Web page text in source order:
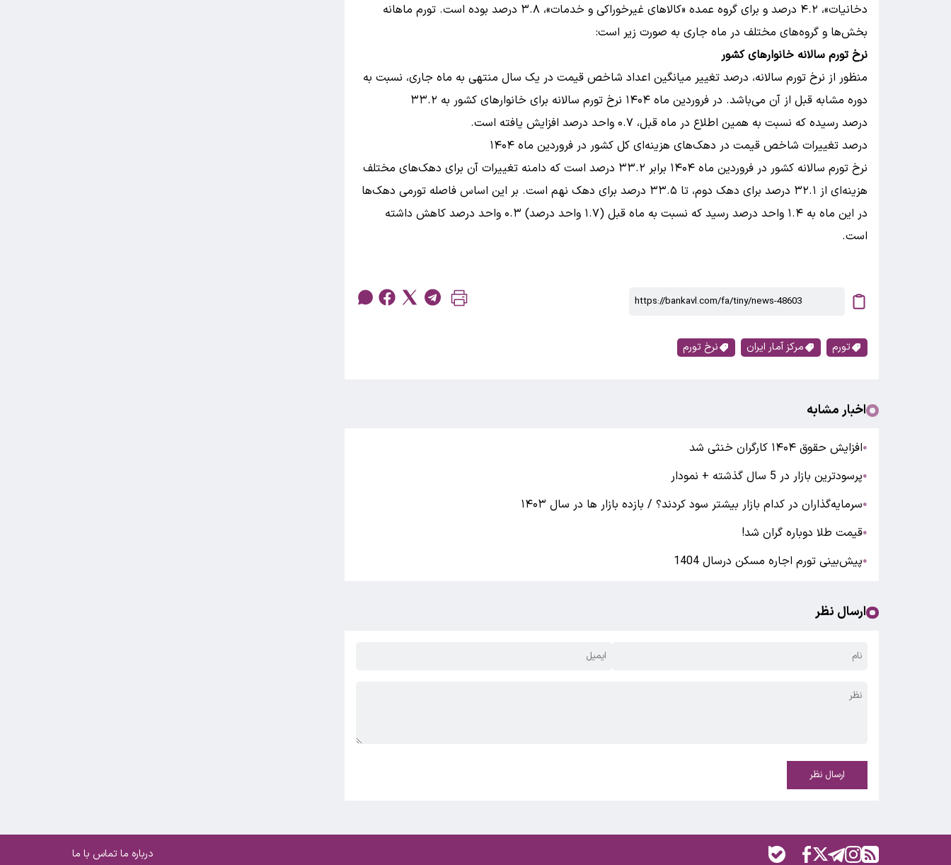
دخانیات»، ۴.۲ درصد و برای گروه عمده «کالاهای غیرخوراکی و خدمات»، ۳.۸ درصد بوده است. تورم ماهانه
بخش‌­ها و گروه­‌های مختلف در ماه جاری به صورت زیر است:
نرخ تورم سالانه خانوارهای کشور
منظور از نرخ تورم سالانه، درصد تغییر میانگین اعداد شاخص قیمت در یک سال منتهی به ماه جاری، نسبت به
دوره مشابه قبل از آن می‌باشد. در فروردین ماه ۱۴۰۴ نرخ تورم سالانه برای خانوارهای کشور به ۳۳.۲
درصد رسیده که نسبت به همین اطلاع در ماه قبل، ۰.۷ واحد درصد افزایش یافته است.
درصد تغییرات شاخص قیمت در دهک‌های هزینه‌ای کل کشور در فروردین ماه ۱۴۰۴
نرخ تورم سالانه کشور در فروردین ماه ۱۴۰۴ برابر ۳۳.۲ درصد است که دامنه تغییرات آن برای دهک‌های مختلف
هزینه‌ای از ۳۲.۱ درصد برای دهک­­ دوم، تا ۳۳.۵ درصد برای دهک نهم است. بر این اساس فاصله تورمی دهک‌ها
در این ماه به ۱.۴ واحد درصد رسید که نسبت به ماه قبل (۱.۷ واحد درصد) ۰.۳ واحد درصد کاهش داشته
است.
تورم مرکز آمار ایران نرخ تورم
اخبار مشابه
●افزایش حقوق ۱۴۰۴ کارگران خنثی شد
●پرسودترین بازار در 5 سال گذشته + نمودار
●سرمایه‌گذاران در کدام بازار بیشتر سود کردند؟ / بازده بازار ها در سال ۱۴۰۳
●قیمت طلا دوباره گران شد!
●پیش‌بینی تورم اجاره مسکن درسال 1404
ارسال نظر
ارسال نظر
درباره ماتماس با ما